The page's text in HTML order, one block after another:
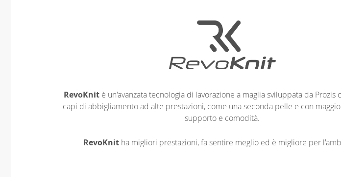
RevoKnit è un'avanzata tecnologia di lavorazione a maglia sviluppata da Prozis
capi di abbigliamento ad alte prestazioni, come una seconda pelle e con
supporto e comodità.
RevoKnit ha migliori prestazioni, fa sentire meglio ed è migliore per